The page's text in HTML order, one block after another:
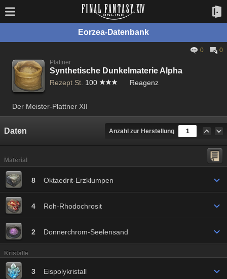
Eorzea-Datenbank
0
0
Plattner
Synthetische Dunkelmaterie Alpha
Rezept St. 100 Reagenz
Der Meister-Plattner XII
Daten Anzahl zur Herstellung
Material
8 Oktaedrit-Erzklumpen
4 Roh-Rhodochrosit
2 Donnerchrom-Seelensand
Kristalle
3 Eispolykristall